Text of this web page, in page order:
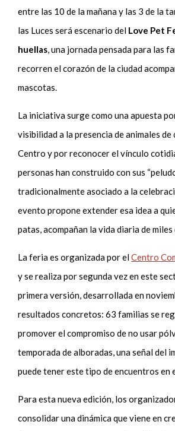
entre las 10 de la mañana y las 3 de la
las Luces será escenario del Love Pet
huellas, una jornada pensada para las
recorren el corazón de la ciudad
mascotas.
La iniciativa surge como una apuesta
visibilidad a la presencia de animales de
Centro y por reconocer el vínculo
personas han construido con sus
tradicionalmente asociado a la
evento propone extender esa idea a
patas, acompañan la vida diaria de
La feria es organizada por elCentro
y se realiza por segunda vez en este
primera versión, desarrollada en
resultados concretos: 63 familias se
promover el compromiso de no usar
temporada de alboradas, una señal del
puede tener este tipo de encuentros en
Para esta nueva edición, los
consolidar una dinámica que viene en